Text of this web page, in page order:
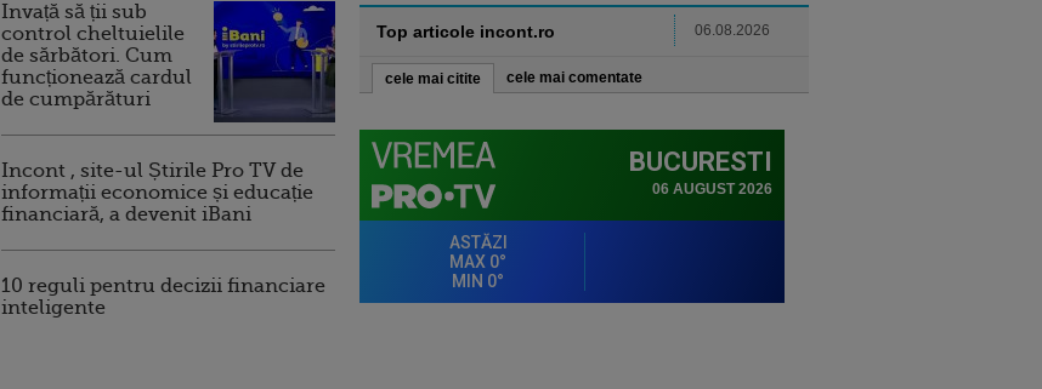
Invață să ții sub
control cheltuielile
de sărbători. Cum
funcționează cardul
de cumpărături
Incont , site-ul Știrile Pro TV de
informații economice și educație
financiară, a devenit iBani
10 reguli pentru decizii financiare
inteligente
Top articole incont.ro 06.08.2026
cele mai citite cele mai comentate